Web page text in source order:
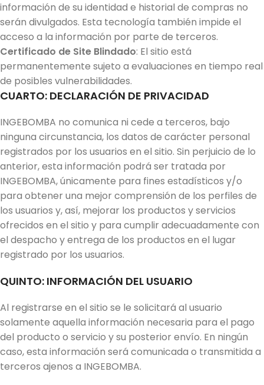
información de su identidad e historial de compras no
serán divulgados. Esta tecnología también impide el
acceso a la información por parte de terceros.
Certificado de Site Blindado: El sitio está
permanentemente sujeto a evaluaciones en tiempo real
de posibles vulnerabilidades.
CUARTO: DECLARACIÓN DE PRIVACIDAD
INGEBOMBA no comunica ni cede a terceros, bajo
ninguna circunstancia, los datos de carácter personal
registrados por los usuarios en el sitio. Sin perjuicio de lo
anterior, esta información podrá ser tratada por
INGEBOMBA, únicamente para fines estadísticos y/o
para obtener una mejor comprensión de los perfiles de
los usuarios y, así, mejorar los productos y servicios
ofrecidos en el sitio y para cumplir adecuadamente con
el despacho y entrega de los productos en el lugar
registrado por los usuarios.
QUINTO: INFORMACIÓN DEL USUARIO
Al registrarse en el sitio se le solicitará al usuario
solamente aquella información necesaria para el pago
del producto o servicio y su posterior envío. En ningún
caso, esta información será comunicada o transmitida a
terceros ajenos a INGEBOMBA.